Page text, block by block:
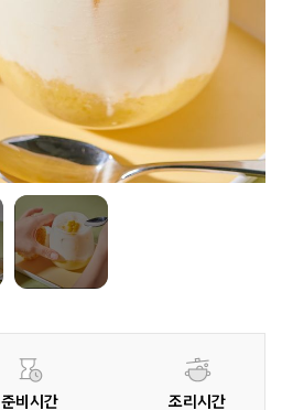
준비시간
조리시간